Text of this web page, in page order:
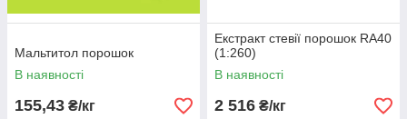
Мальтитол порошок
В наявності
155,43 ₴/кг
Екстракт стевії порошок RA40
(1:260)
В наявності
2 516 ₴/кг